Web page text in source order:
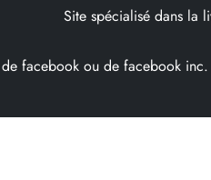
Site spécialisé dans la
facebook ou de facebook